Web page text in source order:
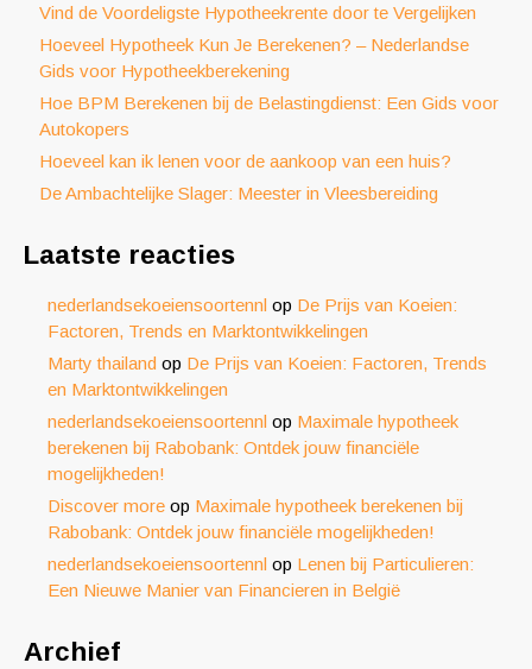
Vind de Voordeligste Hypotheekrente door te Vergelijken
Hoeveel Hypotheek Kun Je Berekenen? – Nederlandse
Gids voor Hypotheekberekening
Hoe BPM Berekenen bij de Belastingdienst: Een Gids voor
Autokopers
Hoeveel kan ik lenen voor de aankoop van een huis?
De Ambachtelijke Slager: Meester in Vleesbereiding
Laatste reacties
nederlandsekoeiensoortennl op De Prijs van Koeien:
Factoren, Trends en Marktontwikkelingen
Marty thailand op De Prijs van Koeien: Factoren, Trends
en Marktontwikkelingen
nederlandsekoeiensoortennl op Maximale hypotheek
berekenen bij Rabobank: Ontdek jouw financiële
mogelijkheden!
Discover more op Maximale hypotheek berekenen bij
Rabobank: Ontdek jouw financiële mogelijkheden!
nederlandsekoeiensoortennl op Lenen bij Particulieren:
Een Nieuwe Manier van Financieren in België
Archief